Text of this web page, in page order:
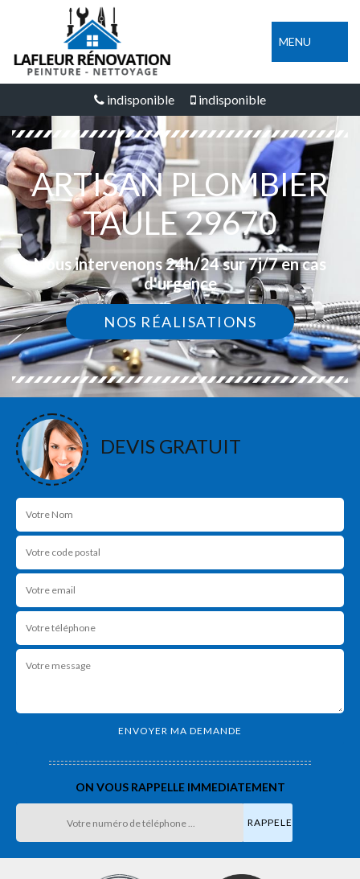
MENU
indisponible indisponible
ARTISAN PLOMBIER
TAULE 29670
Nous intervenons 24h/24 sur 7j/7 en cas
d'urgence
NOS RÉALISATIONS
DEVIS GRATUIT
ON VOUS RAPPELLE IMMEDIATEMENT